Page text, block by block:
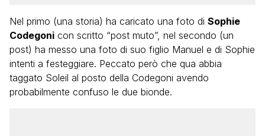
Nel primo (una storia) ha caricato una foto di Sophie
Codegoni con scritto “post muto”, nel secondo (un
post) ha messo una foto di suo figlio Manuel e di Sophie
intenti a festeggiare. Peccato però che qua abbia
taggato Soleil al posto della Codegoni avendo
probabilmente confuso le due bionde.